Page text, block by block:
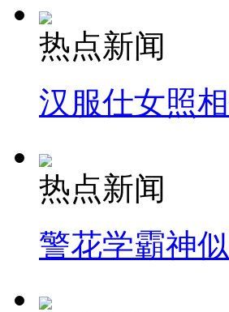
热点新闻
汉服仕女照
热点新闻
警花学霸神